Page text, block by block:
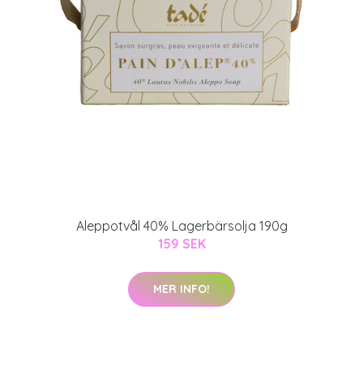
Aleppotvål 40% Lagerbärsolja 190g
159 SEK
MER INFO!